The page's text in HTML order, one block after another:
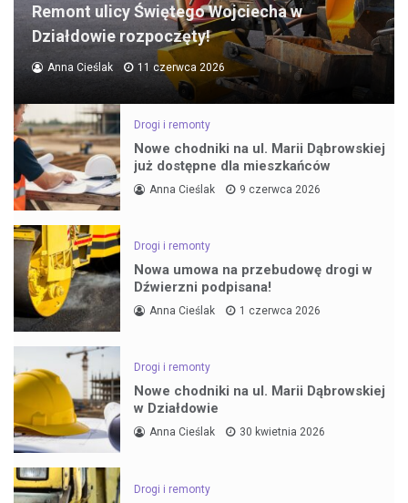
Remont ulicy Świętego Wojciecha w
Działdowie rozpoczęty!
Anna Cieślak 11 czerwca 2026
Drogi i remonty
Nowe chodniki na ul. Marii Dąbrowskiej
już dostępne dla mieszkańców
Anna Cieślak 9 czerwca 2026
Drogi i remonty
Nowa umowa na przebudowę drogi w
Dźwierzni podpisana!
Anna Cieślak 1 czerwca 2026
Drogi i remonty
Nowe chodniki na ul. Marii Dąbrowskiej
w Działdowie
Anna Cieślak 30 kwietnia 2026
Drogi i remonty